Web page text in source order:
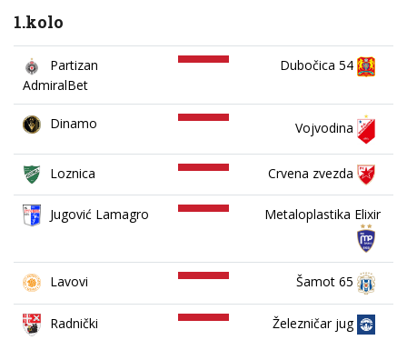
1.kolo
Partizan
AdmiralBet
Dubočica 54
Dinamo Vojvodina
Loznica Crvena zvezda
Jugović Lamagro Metaloplastika Elixir
Lavovi Šamot 65
Radnički Železničar jug